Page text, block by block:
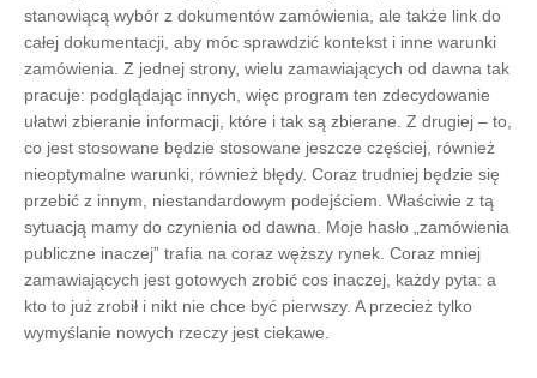
stanowiącą wybór z dokumentów zamówienia, ale także link do
całej dokumentacji, aby móc sprawdzić kontekst i inne warunki
zamówienia. Z jednej strony, wielu zamawiających od dawna tak
pracuje: podglądając innych, więc program ten zdecydowanie
ułatwi zbieranie informacji, które i tak są zbierane. Z drugiej – to,
co jest stosowane będzie stosowane jeszcze częściej, również
nieoptymalne warunki, również błędy. Coraz trudniej będzie się
przebić z innym, niestandardowym podejściem. Właściwie z tą
sytuacją mamy do czynienia od dawna. Moje hasło „zamówienia
publiczne inaczej” trafia na coraz węższy rynek. Coraz mniej
zamawiających jest gotowych zrobić cos inaczej, każdy pyta: a
kto to już zrobił i nikt nie chce być pierwszy. A przecież tylko
wymyślanie nowych rzeczy jest ciekawe.